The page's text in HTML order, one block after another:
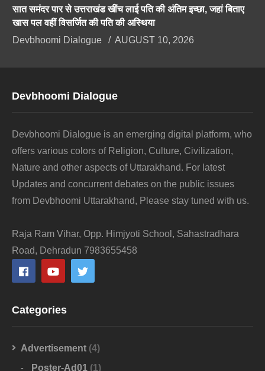
सात समंदर पार से उत्तराखंड खींच लाई पति की अंतिम इच्छा, जहां बिताए
खास पल वहीं विसर्जित की पति की अस्थिया
Devbhoomi Dialogue
AUGUST 10, 2026
Devbhoomi Dialogue
Devbhoomi Dialogue is an emerging digital platform, who
offers various colors of Religion, Culture, Civilization,
Nature and other aspects of Uttarakhand. For latest
Updates and concurrent debates on the public issues
from Devbhoomi Uttarakhand, Please stay tuned with us.
Raja Ram Vihar, Opp. Himjyoti School, Sahastradhara
Road, Dehradun 7983655458
Categories
Advertisement (4)
Poster-Ad01 (1)